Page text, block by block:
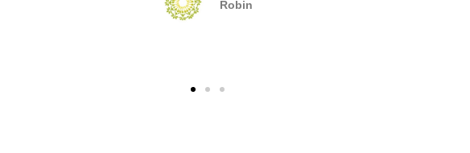
Bob Driessen